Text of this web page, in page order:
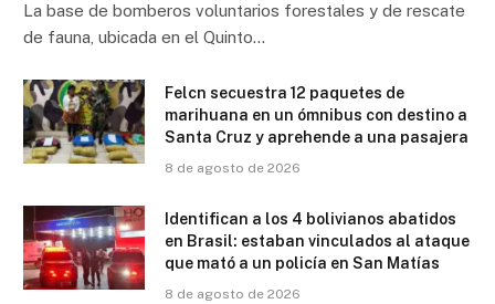
La base de bomberos voluntarios forestales y de rescate
de fauna, ubicada en el Quinto…
Felcn secuestra 12 paquetes de
marihuana en un ómnibus con destino a
Santa Cruz y aprehende a una pasajera
8 de agosto de 2026
Identifican a los 4 bolivianos abatidos
en Brasil: estaban vinculados al ataque
que mató a un policía en San Matías
8 de agosto de 2026